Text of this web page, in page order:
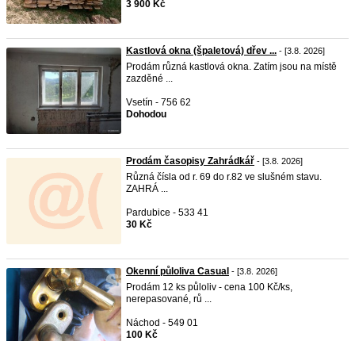
3 900 Kč
Kastlová okna (špaletová) dřev ... - [3.8. 2026]
Prodám různá kastlová okna. Zatím jsou na místě
zazděné ...
Vsetín - 756 62
Dohodou
Prodám časopisy Zahrádkář - [3.8. 2026]
Různá čísla od r. 69 do r.82 ve slušném stavu.
ZAHRÁ ...
Pardubice - 533 41
30 Kč
Okenní půloliva Casual - [3.8. 2026]
Prodám 12 ks půloliv - cena 100 Kč/ks,
nerepasované, rů ...
Náchod - 549 01
100 Kč